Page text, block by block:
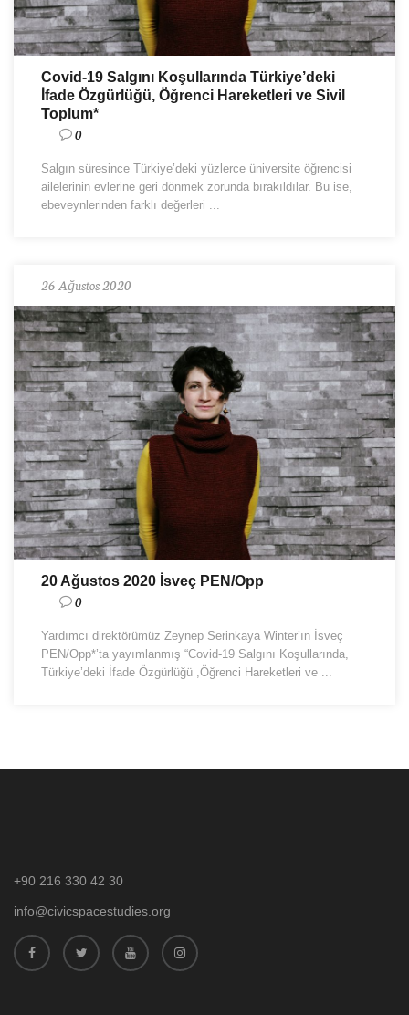
Covid-19 Salgını Koşullarında Türkiye’deki
İfade Özgürlüğü, Öğrenci Hareketleri ve Sivil
Toplum*
0
Salgın süresince Türkiye’deki yüzlerce üniversite öğrencisi
ailelerinin evlerine geri dönmek zorunda bırakıldılar. Bu ise,
ebeveynlerinden farklı değerleri ...
26 Ağustos 2020
20 Ağustos 2020 İsveç PEN/Opp
0
Yardımcı direktörümüz Zeynep Serinkaya Winter’ın İsveç
PEN/Opp*’ta yayımlanmış “Covid-19 Salgını Koşullarında,
Türkiye’deki İfade Özgürlüğü ,Öğrenci Hareketleri ve ...
+90 216 330 42 30
info@civicspacestudies.org